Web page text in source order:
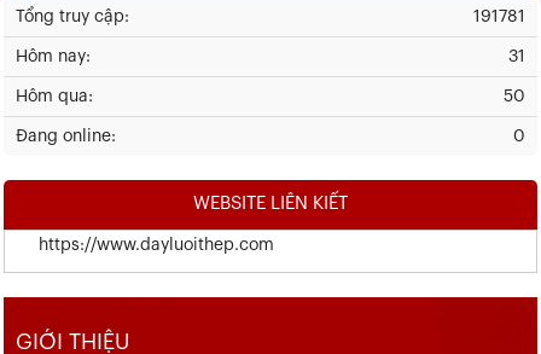
191781
Tổng truy cập:
31
Hôm nay:
50
Hôm qua:
0
Đang online:
WEBSITE LIÊN KIẾT
https://www.dayluoithep.com
GIỚI THIỆU